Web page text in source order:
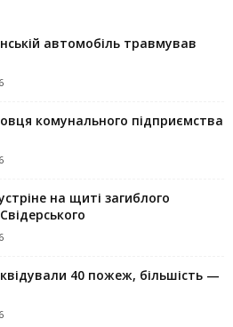
автомобіль травмував
комунального підприємства
на щиті загиблого
40 пожеж, більшість —